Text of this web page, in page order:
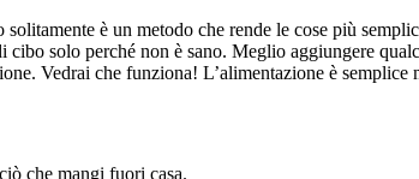
è un metodo che rende le cose più
solo perché non è sano. Meglio aggiungere
Vedrai che funziona! L’alimentazione è
che mangi fuori casa.